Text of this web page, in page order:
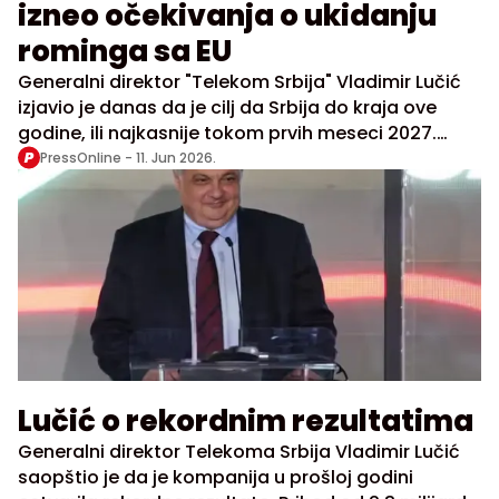
izneo očekivanja o ukidanju
rominga sa EU
Generalni direktor "Telekom Srbija" Vladimir Lučić
izjavio je danas da je cilj da Srbija do kraja ove
godine, ili najkasnije tokom prvih meseci 2027.
godine, postane deo evropskog roming prostora.
Ukoliko se plan realizuje prema očekivanjima,
građani Srbije bi tada mogli da koriste mobilne
usluge u zemljama Evropske unije bez dodatnih
troškova rominga.
PressOnline - 11. Jun 2026.
Lučić o rekordnim rezultatima
Generalni direktor Telekoma Srbija Vladimir Lučić
saopštio je da je kompanija u prošloj godini